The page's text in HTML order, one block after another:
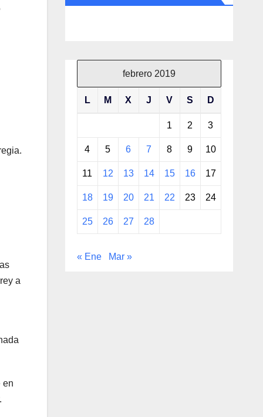
a
en
febrero 2019
L M X J V S D
1 2 3
4 5 6 7 8 9 10
11 12 13 14 15 16 17
18 19 20 21 22 23 24
25 26 27 28
« Ene Mar »